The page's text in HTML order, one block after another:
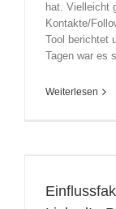
hat. Vielleicht
Kontakte/
Tool berichtet
Tagen war es
Weiterlesen